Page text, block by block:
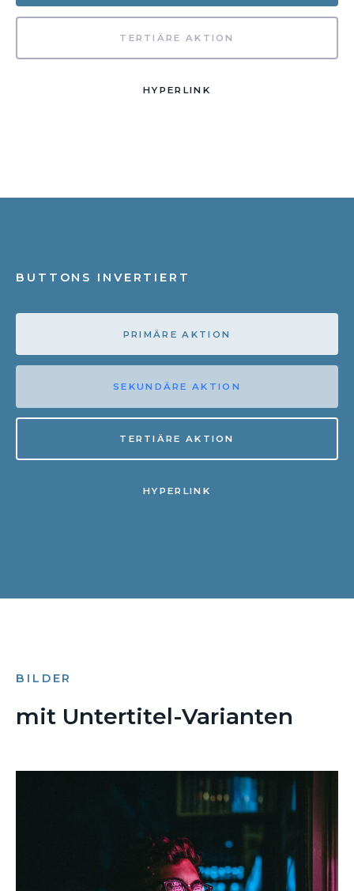
TERTIÄRE AKTION
HYPERLINK
BUTTONS INVERTIERT
PRIMÄRE AKTION
SEKUNDÄRE AKTION
TERTIÄRE AKTION
HYPERLINK
BILDER
mit Untertitel-Varianten